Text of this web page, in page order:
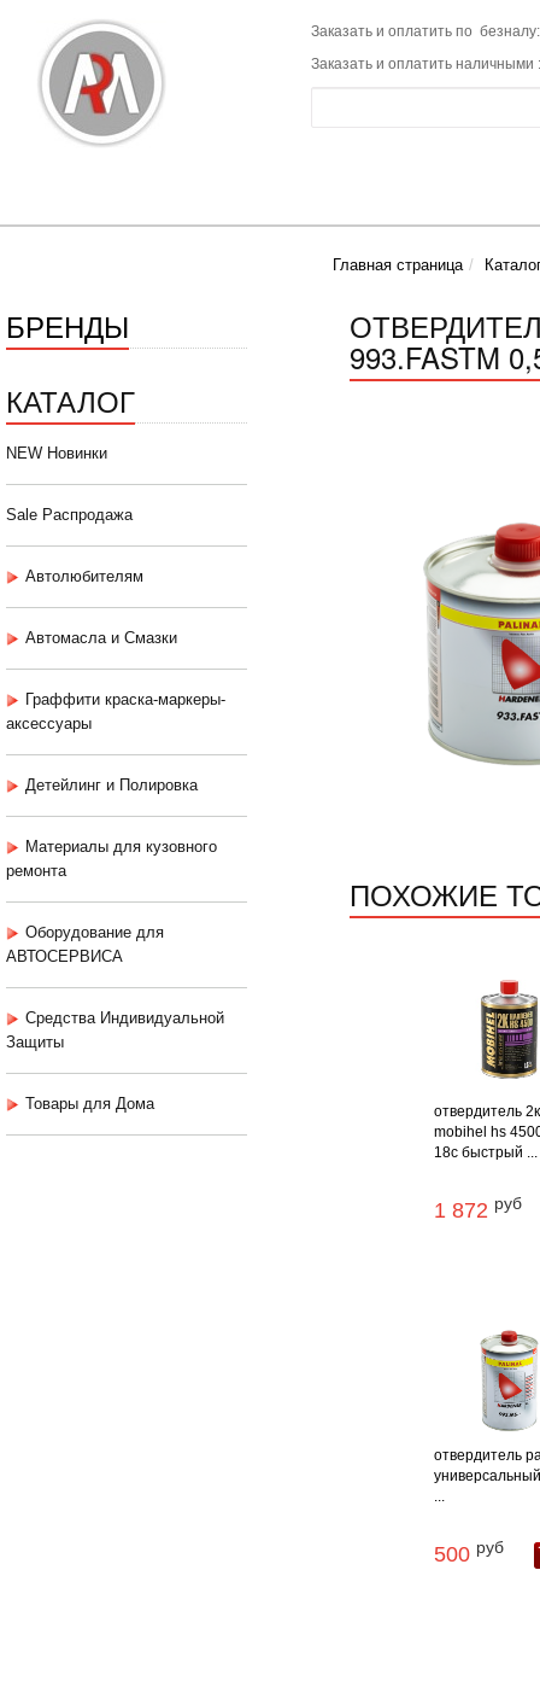
Заказать и оплатить по
Заказать и оплатить наличными
Главная страница
БРЕНДЫ
КАТАЛОГ
NEW Новинки
Sale Распродажа
Автолюбителям
Автомасла и Смазки
Граффити краска-маркеры-
аксессуары
Детейлинг и Полировка
Материалы для кузовного
ремонта
Оборудование для
АВТОСЕРВИСА
Средства Индивидуальной
Защиты
Товары для Дома
993.FASTM
ПОХОЖИЕ
отвердитель 2к
mobihel hs
18c быстрый ...
1 872 руб
отвердитель
...
500 руб